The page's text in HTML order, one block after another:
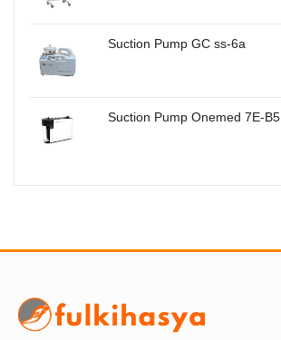
Suction Pump GC ss-6a
Suction Pump Onemed 7E-B5.